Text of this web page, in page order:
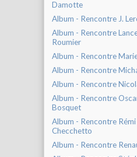
Damotte
Album - Rencontre J.
Album - Rencontre
Roumier
Album - Rencontre
Album - Rencontre
Album - Rencontre
Album - Rencontre
Bosquet
Album - Rencontre Rémi
Checchetto
Album - Rencontre